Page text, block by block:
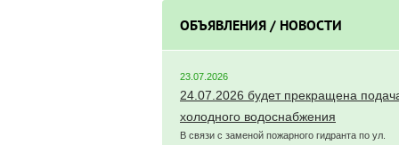
ОБЪЯВЛЕНИЯ / НОВОСТИ
23.07.2026
24.07.2026 будет прекращена
холодного водоснабжения
В связи с заменой пожарного гидранта по ул.